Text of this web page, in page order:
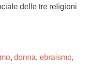
delle tre religioni
, donna, ebraismo,